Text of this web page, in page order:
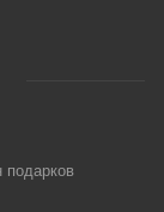
подарков